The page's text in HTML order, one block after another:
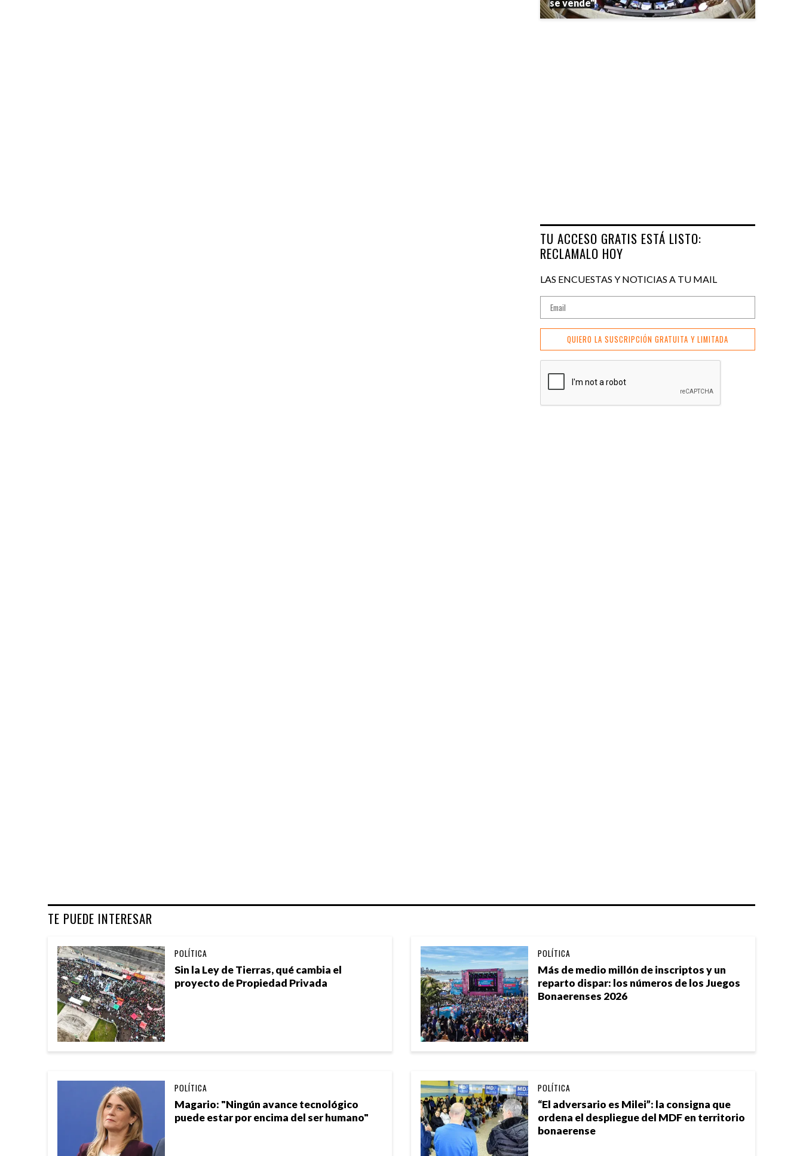
TE PUEDE INTERESAR
Sin la Ley de Tierras, qué cambia el
proyecto de Propiedad Privada
POLÍTICA
Más de medio millón de inscriptos y un
reparto dispar: los números de los Juegos
Bonaerenses 2026
POLÍTICA
Magario: "Ningún avance tecnológico
puede estar por encima del ser humano"
POLÍTICA
“El adversario es Milei”: la consigna que
ordena el despliegue del MDF en territorio
bonaerense
POLÍTICA
se vende"
TU ACCESO GRATIS ESTÁ LISTO:
RECLAMALO HOY
LAS ENCUESTAS Y NOTICIAS A TU MAIL
QUIERO LA SUSCRIPCIÓN GRATUITA Y LIMITADA